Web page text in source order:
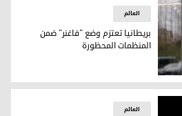
ضمن المنظمات المحظورة
العالم
بريطانيا تعتزم وضع "فاغنر" ضمن
المنظمات المحظورة
العالم